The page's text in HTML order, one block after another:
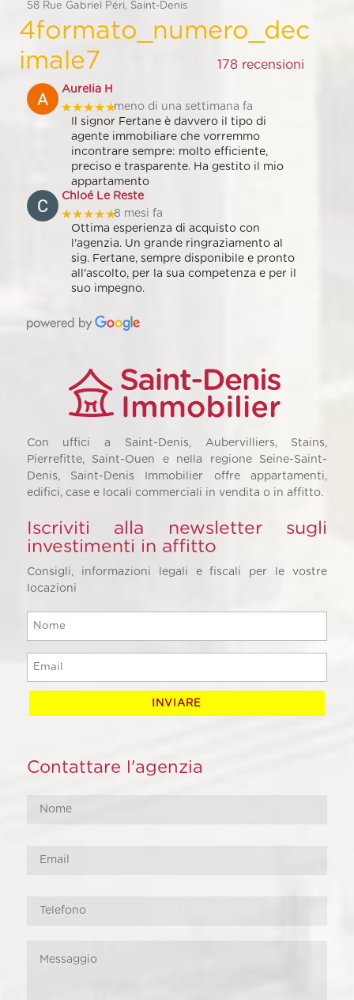
58 Rue Gabriel Péri, Saint-Denis
4formato_numero_dec
imale7
178 recensioni
Aurelia H
★★★★★meno di una settimana fa
Il signor Fertane è davvero il tipo di
agente immobiliare che vorremmo
incontrare sempre: molto efficiente,
preciso e trasparente. Ha gestito il mio
appartamento
Chloé Le Reste
★★★★★8 mesi fa
Ottima esperienza di acquisto con
l'agenzia. Un grande ringraziamento al
sig. Fertane, sempre disponibile e pronto
all'ascolto, per la sua competenza e per il
suo impegno.
Con uffici a Saint-Denis, Aubervilliers, Stains,
Pierrefitte, Saint-Ouen e nella regione Seine-Saint-
Denis, Saint-Denis Immobilier offre appartamenti,
edifici, case e locali commerciali in vendita o in affitto.
Iscriviti alla newsletter sugli
investimenti in affitto
Consigli, informazioni legali e fiscali per le vostre
locazioni
Contattare l'agenzia